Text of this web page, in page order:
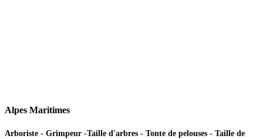
Alpes Maritimes
Arboriste - Grimpeur -Taille d'arbres - Tonte de pelouses - Taille de